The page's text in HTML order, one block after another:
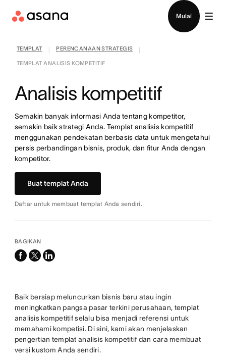
Mulai
TEMPLAT PERENCANAAN STRATEGIS
TEMPLAT ANALISIS KOMPETITIF
Analisis kompetitif
Semakin banyak informasi Anda tentang kompetitor,
semakin baik strategi Anda. Templat analisis kompetitif
menggunakan pendekatan berbasis data untuk mengetahui
persis perbandingan bisnis, produk, dan fitur Anda dengan
kompetitor.
Buat templat Anda
Daftar untuk membuat templat Anda sendiri.
BAGIKAN
facebook
x-
linkedin
Baik bersiap meluncurkan bisnis baru atau ingin
meningkatkan pangsa pasar terkini perusahaan, templat
analisis kompetitif selalu bisa menjadi referensi untuk
memahami kompetisi. Di sini, kami akan menjelaskan
pengertian templat analisis kompetitif dan cara membuat
versi kustom Anda sendiri.